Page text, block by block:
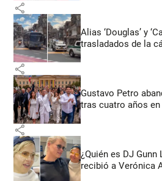
share
Alias ‘Douglas’ y
trasladados de la
share
Gustavo Petro
tras cuatro años
share
¿Quién es DJ
recibió a Verónica